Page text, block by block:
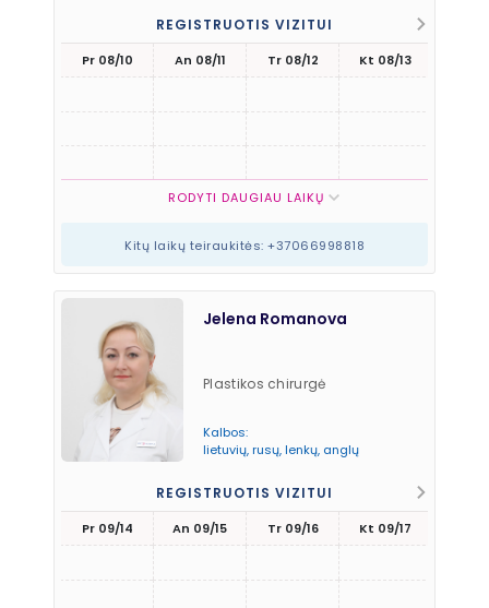
Lietuvių, anglų, rusų
REGISTRUOTIS VIZITUI
Pr 08/10 An 08/11 Tr 08/12 Kt 08/13
RODYTI DAUGIAU LAIKŲ
Kitų laikų teiraukitės: +37066998818
Jelena Romanova
Plastikos chirurgė
Kalbos:
lietuvių, rusų, lenkų, anglų
REGISTRUOTIS VIZITUI
Pr 09/14 An 09/15 Tr 09/16 Kt 09/17